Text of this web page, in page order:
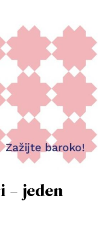
– jeden